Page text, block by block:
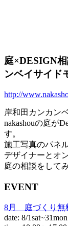
庭×DESIGN
ンベイサイド
http://
岸和田カンカン
nakashouの庭が
す。
施工写真のパネ
デザイナーとオ
庭の相談をして
EVENT
8月 庭づくり無
date: 8/1sat~31mon